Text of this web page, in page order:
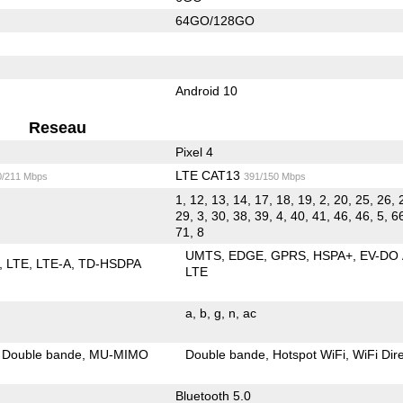
64GO/128GO
Android 10
Reseau
Pixel 4
211 Mbps LTE CAT13 391/150 Mbps
1, 12, 13, 14, 17, 18, 19, 2, 20, 25, 26,
29, 3, 30, 38, 39, 4, 40, 41, 46, 46, 5,
71, 8
LTE LTE-A TD-HSDPA
UMTS EDGE GPRS HSPA+ EV-DO
LTE
a b g n ac
Double bande MU-MIMO Double bande Hotspot WiFi WiFi
Bluetooth 5.0